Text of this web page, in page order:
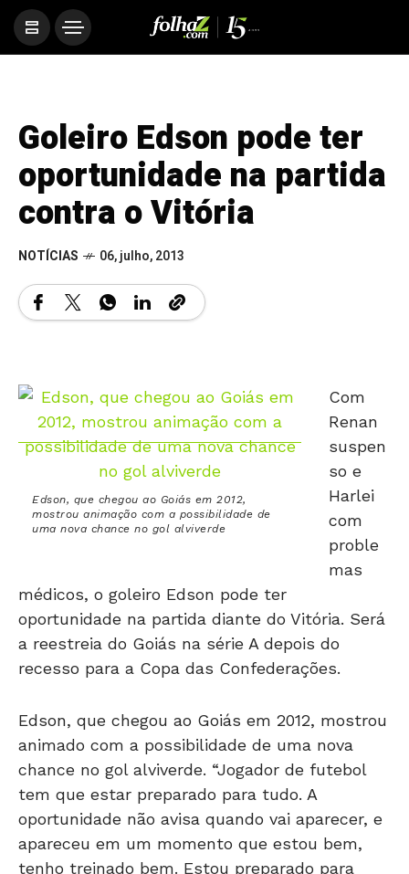
Goleiro Edson pode ter
oportunidade na partida
contra o Vitória
NOTÍCIAS 06, julho, 2013
Edson, que chegou ao Goiás em 2012,
mostrou animação com a possibilidade de
uma nova chance no gol alviverde
Com
Renan
suspen
so e
Harlei
com
proble
mas
médicos, o goleiro Edson pode ter
oportunidade na partida diante do Vitória. Será
a reestreia do Goiás na série A depois do
recesso para a Copa das Confederações.
Edson, que chegou ao Goiás em 2012, mostrou
animado com a possibilidade de uma nova
chance no gol alviverde. “Jogador de futebol
tem que estar preparado para tudo. A
oportunidade não avisa quando vai aparecer, e
apareceu em um momento que estou bem,
tenho treinado bem. Estou preparado para